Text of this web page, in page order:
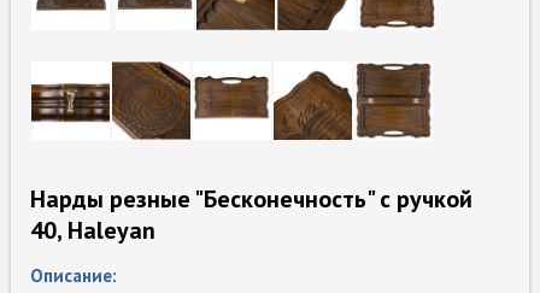
Нарды резные "Бесконечность" с ручкой
40, Haleyan
Описание: